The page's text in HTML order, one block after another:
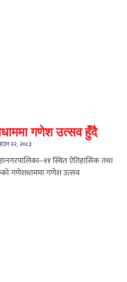
गणेश उत्सव हुँदै
२२, २०८३
स्थित ऐतिहासिक तथा
गणेशधाममा गणेश उत्सव